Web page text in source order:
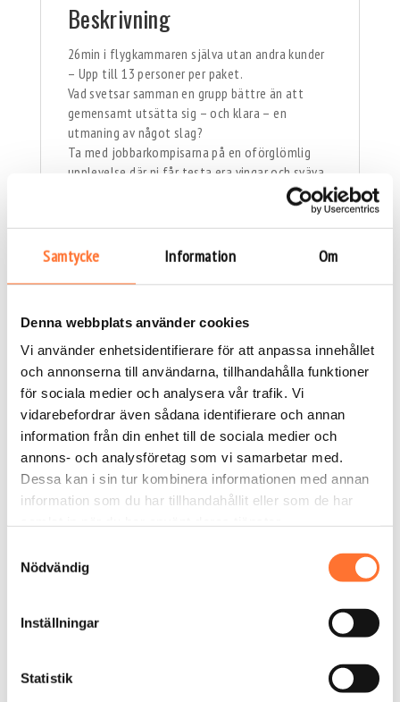
Samtycke Information Om
Denna webbplats använder cookies
Vi använder enhetsidentifierare för att anpassa innehållet
och annonserna till användarna, tillhandahålla funktioner
för sociala medier och analysera vår trafik. Vi
vidarebefordrar även sådana identifierare och annan
information från din enhet till de sociala medier och
annons- och analysföretag som vi samarbetar med.
Dessa kan i sin tur kombinera informationen med annan
information som du har tillhandahållit eller som de har
Nödvändig
Inställningar
Statistik
Beskrivning
26min i flygkammaren själva utan andra kunder
– Upp till 13 personer per paket.
Vad svetsar samman en grupp bättre än att
gemensamt utsätta sig – och klara – en
utmaning av något slag?
Ta med jobbarkompisarna på en oförglömlig
upplevelse där ni får testa era vingar och sväva
teambuildingen.
Paketet inkluderar:
Professionell instruktör
Säkerhetsgenomgång
Flyglektion
Försäkring
Upplevelsen tar cirka 90 minuter
Upplev känslan av fritt fall, samma känsla som
ett fallskärmshopp i en säker miljö. Hos
Bodyflight kan alla kan flyga!
Vad ska man ha på sig inför inomhus
Hur fungerar flygsport i vindtunnel?